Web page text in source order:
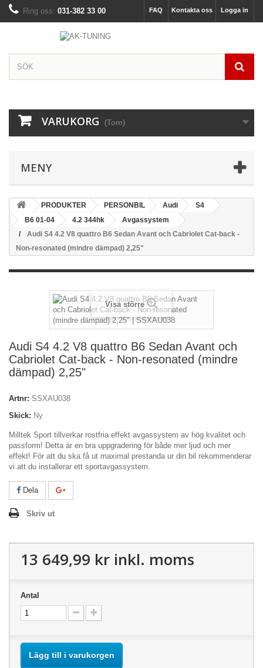
Logga in
Kontakta oss
FAQ
Ring oss: 031-382 33 00
VARUKORG (Tom)
MENY
PRODUKTER PERSONBIL Audi
S4
B6 01-04
4.2 344hk
Avgassystem
Audi S4 4.2 V8 quattro B6 Sedan Avant och Cabriolet Cat-back -
Non-resonated (mindre dämpad) 2,25"
Visa större
Audi S4 4.2 V8 quattro B6 Sedan Avant och
Cabriolet Cat-back - Non-resonated (mindre
dämpad) 2,25"
Artnr: SSXAU038
Skick: Ny
Milltek Sport tillverkar rostfria effekt avgassystem av hög kvalitet och
passform! Detta är en bra uppgradering för både mer ljud och mer
effekt! För att du ska få ut maximal prestanda ur din bil rekommenderar
vi att du installerar ett sportavgassystem.
Dela
Skriv ut
13 649,99 kr inkl. moms
Antal
Lägg till i varukorgen